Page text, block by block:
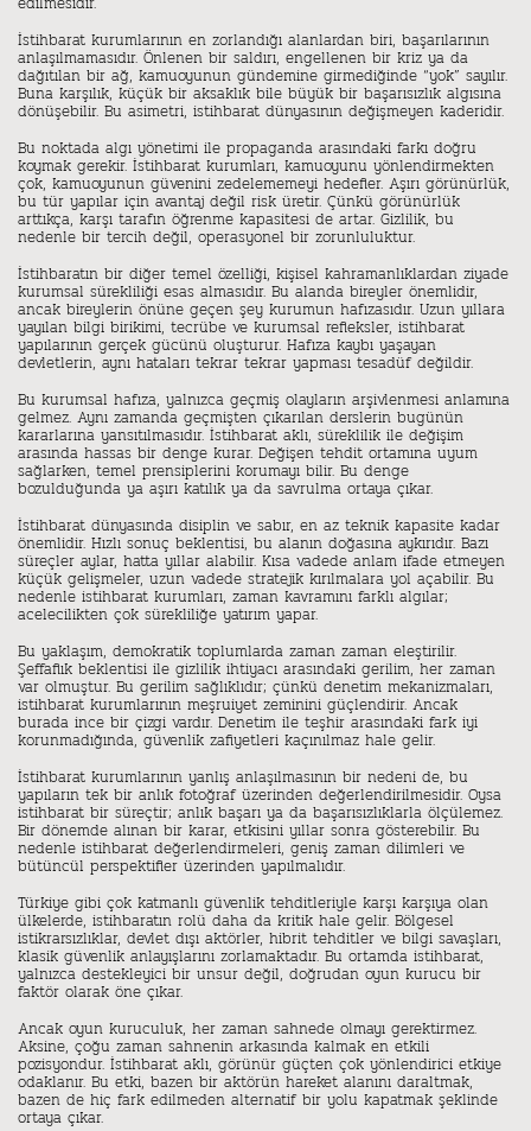
İstihbarat kurumlarının en zorlandığı alanlardan biri, başarılarının
anlaşılmamasıdır. Önlenen bir saldırı, engellenen bir kriz ya da
dağıtılan bir ağ, kamuoyunun gündemine girmediğinde “yok” sayılır.
Buna karşılık, küçük bir aksaklık bile büyük bir başarısızlık algısına
dönüşebilir. Bu asimetri, istihbarat dünyasının değişmeyen kaderidir.
Bu noktada algı yönetimi ile propaganda arasındaki farkı doğru
koymak gerekir. İstihbarat kurumları, kamuoyunu yönlendirmekten
çok, kamuoyunun güvenini zedelememeyi hedefler. Aşırı görünürlük,
bu tür yapılar için avantaj değil risk üretir. Çünkü görünürlük
arttıkça, karşı tarafın öğrenme kapasitesi de artar. Gizlilik, bu
nedenle bir tercih değil, operasyonel bir zorunluluktur.
İstihbaratın bir diğer temel özelliği, kişisel kahramanlıklardan ziyade
kurumsal sürekliliği esas almasıdır. Bu alanda bireyler önemlidir,
ancak bireylerin önüne geçen şey kurumun hafızasıdır. Uzun yıllara
yayılan bilgi birikimi, tecrübe ve kurumsal refleksler, istihbarat
yapılarının gerçek gücünü oluşturur. Hafıza kaybı yaşayan
devletlerin, aynı hataları tekrar tekrar yapması tesadüf değildir.
Bu kurumsal hafıza, yalnızca geçmiş olayların arşivlenmesi anlamına
gelmez. Aynı zamanda geçmişten çıkarılan derslerin bugünün
kararlarına yansıtılmasıdır. İstihbarat aklı, süreklilik ile değişim
arasında hassas bir denge kurar. Değişen tehdit ortamına uyum
sağlarken, temel prensiplerini korumayı bilir. Bu denge
bozulduğunda ya aşırı katılık ya da savrulma ortaya çıkar.
İstihbarat dünyasında disiplin ve sabır, en az teknik kapasite kadar
önemlidir. Hızlı sonuç beklentisi, bu alanın doğasına aykırıdır. Bazı
süreçler aylar, hatta yıllar alabilir. Kısa vadede anlam ifade etmeyen
küçük gelişmeler, uzun vadede stratejik kırılmalara yol açabilir. Bu
nedenle istihbarat kurumları, zaman kavramını farklı algılar;
acelecilikten çok sürekliliğe yatırım yapar.
Bu yaklaşım, demokratik toplumlarda zaman zaman eleştirilir.
Şeffaflık beklentisi ile gizlilik ihtiyacı arasındaki gerilim, her zaman
var olmuştur. Bu gerilim sağlıklıdır; çünkü denetim mekanizmaları,
istihbarat kurumlarının meşruiyet zeminini güçlendirir. Ancak
burada ince bir çizgi vardır. Denetim ile teşhir arasındaki fark iyi
korunmadığında, güvenlik zafiyetleri kaçınılmaz hale gelir.
İstihbarat kurumlarının yanlış anlaşılmasının bir nedeni de, bu
yapıların tek bir anlık fotoğraf üzerinden değerlendirilmesidir. Oysa
istihbarat bir süreçtir; anlık başarı ya da başarısızlıklarla ölçülemez.
Bir dönemde alınan bir karar, etkisini yıllar sonra gösterebilir. Bu
nedenle istihbarat değerlendirmeleri, geniş zaman dilimleri ve
bütüncül perspektifler üzerinden yapılmalıdır.
Türkiye gibi çok katmanlı güvenlik tehditleriyle karşı karşıya olan
ülkelerde, istihbaratın rolü daha da kritik hale gelir. Bölgesel
istikrarsızlıklar, devlet dışı aktörler, hibrit tehditler ve bilgi savaşları,
klasik güvenlik anlayışlarını zorlamaktadır. Bu ortamda istihbarat,
yalnızca destekleyici bir unsur değil, doğrudan oyun kurucu bir
faktör olarak öne çıkar.
Ancak oyun kuruculuk, her zaman sahnede olmayı gerektirmez.
Aksine, çoğu zaman sahnenin arkasında kalmak en etkili
pozisyondur. İstihbarat aklı, görünür güçten çok yönlendirici etkiye
odaklanır. Bu etki, bazen bir aktörün hareket alanını daraltmak,
bazen de hiç fark edilmeden alternatif bir yolu kapatmak şeklinde
ortaya çıkar.